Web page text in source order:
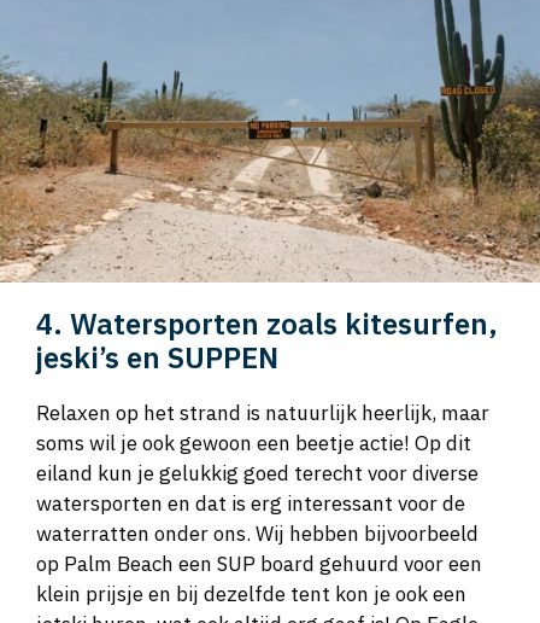
4. Watersporten zoals kitesurfen,
jeski’s en SUPPEN
Relaxen op het strand is natuurlijk heerlijk, maar
soms wil je ook gewoon een beetje actie! Op dit
eiland kun je gelukkig goed terecht voor diverse
watersporten en dat is erg interessant voor de
waterratten onder ons. Wij hebben bijvoorbeeld
op Palm Beach een SUP board gehuurd voor een
klein prijsje en bij dezelfde tent kon je ook een